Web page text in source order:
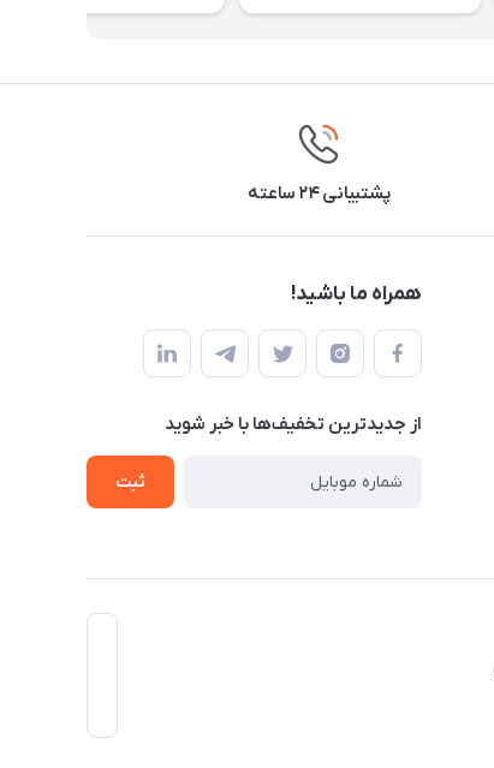
پشتیبانی ۲۴ ساعته
همراه ما باشید!
از جدید‌ترین تخفیف‌ها با‌ خبر شوید
ثبت